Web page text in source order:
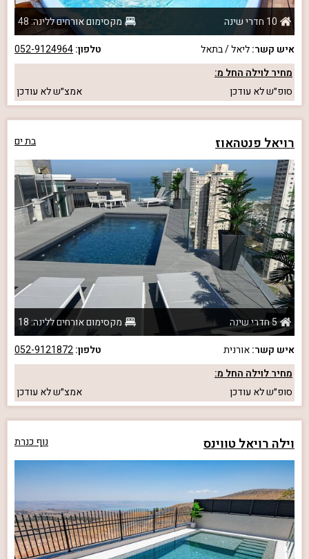
10 חדרי שינה
מקסימום אורחים ללינה: 48
איש קשר:ליאל / בתאל טלפון:052-9124964
מחיר לוילה החל מ:
סופ״שלא עודכן אמצ״שלא עודכן
רויאל פנטהאוז בת ים
5 חדרי שינה
מקסימום אורחים ללינה: 18
איש קשר:אורנית טלפון:052-9121872
מחיר לוילה החל מ:
סופ״שלא עודכן אמצ״שלא עודכן
וילה רויאל טווינס נוף כנרת